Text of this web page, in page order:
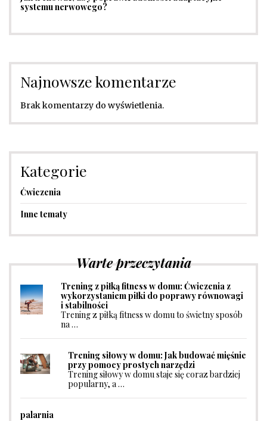
systemu nerwowego?
Najnowsze komentarze
Brak komentarzy do wyświetlenia.
Kategorie
Ćwiczenia
Inne tematy
Warte przeczytania
Trening z piłką fitness w domu: Ćwiczenia z
wykorzystaniem piłki do poprawy równowagi
i stabilności
Trening z piłką fitness w domu to świetny sposób
na …
Trening siłowy w domu: Jak budować mięśnie
przy pomocy prostych narzędzi
Trening siłowy w domu staje się coraz bardziej
popularny, a …
palarnia